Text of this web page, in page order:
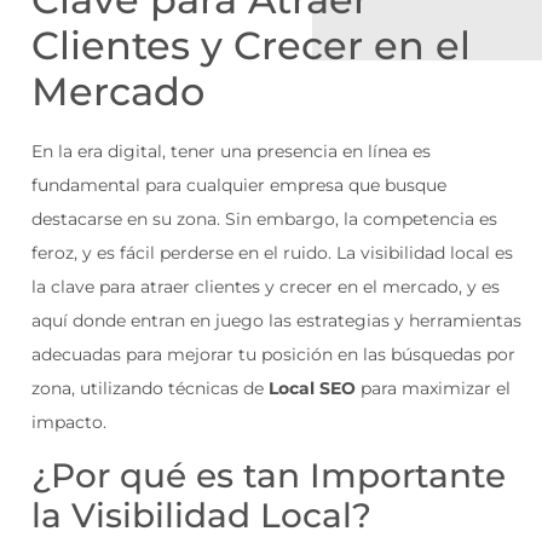
Clientes y Crecer en el
Mercado
En la era digital, tener una presencia en línea es
fundamental para cualquier empresa que busque
destacarse en su zona. Sin embargo, la competencia es
feroz, y es fácil perderse en el ruido. La visibilidad local es
la clave para atraer clientes y crecer en el mercado, y es
aquí donde entran en juego las estrategias y herramientas
adecuadas para mejorar tu posición en las búsquedas por
zona, utilizando técnicas de Local SEO para maximizar el
impacto.
¿Por qué es tan Importante
la Visibilidad Local?